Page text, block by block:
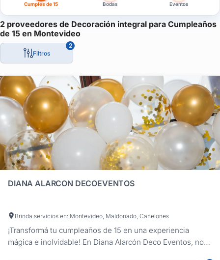
Cumples de 15 Bodas Eventos
2 proveedores de Decoración integral para Cumpleaños
de 15 en Montevideo
Filtros
2
DIANA ALARCON DECOEVENTOS
Brinda servicios en: Montevideo, Maldonado, Canelones
¡Transformá tu cumpleaños de 15 en una experiencia
mágica e inolvidable! En Diana Alarcón Deco Eventos, nos
La última tendencia en decoración: flores, globos, artesanías.
Decoración temática: de cowboys, de campo, espacial, angry
Contactate aquí con los mejores decoradores de fiestas de